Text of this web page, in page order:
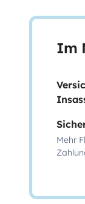
Im
Mehr